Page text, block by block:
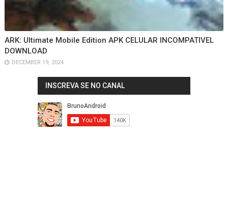
ARK: Ultimate Mobile Edition APK CELULAR INCOMPATIVEL
DOWNLOAD
DECEMBER 19, 2024
INSCREVA SE NO CANAL